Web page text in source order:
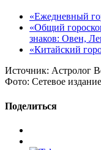
«Ежедневный
«Общий
знаков: Овен,
«Китайский
Источник: Астролог
Фото: Сетевое
Поделиться